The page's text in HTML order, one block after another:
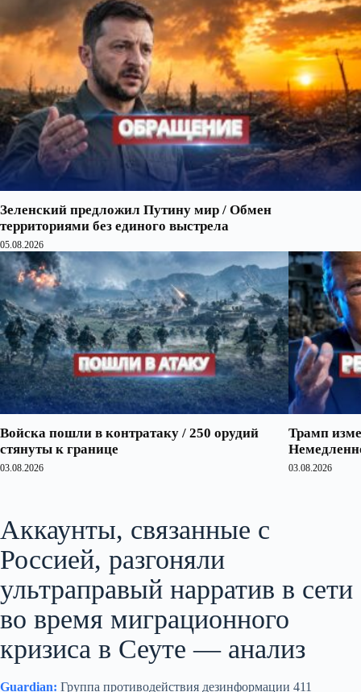
Зеленский предложил Путину мир / Обмен
территориями без единого выстрела
05.08.2026
Войска пошли в контратаку / 250 орудий
стянуты к границе
03.08.2026
Трамп
03.08.2026
Аккаунты, связанные с
Россией, разгоняли
ультраправый нарратив в сети
во время миграционного
кризиса в Сеуте — анализ
Guardian: Группа противодействия дезинформации 411